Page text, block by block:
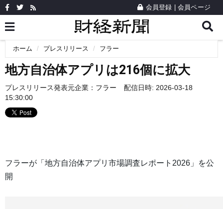
会員登録 会員ページ
ホーム プレスリリース フラー
地方自治体アプリは216個に拡大
プレスリリース発表元企業： フラー
配信日時: 2026-03-18
15:30:00
フラーが「地方自治体アプリ市場調査レポート2026」を公
開